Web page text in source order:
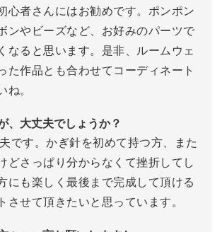
心者さんにはお勧めです。ポンポン
ンやビーズなど、お好みのパーツで
なると思います。是非、ルームウェ
た作品とも合わせてコーディネート
。
、大丈夫でしょうか？
です。かぎ針を初めて持つ方、また
どさっぱり分からなくて挫折してし
にも楽しく最後まで完成して頂ける
させて頂きたいと思っています。